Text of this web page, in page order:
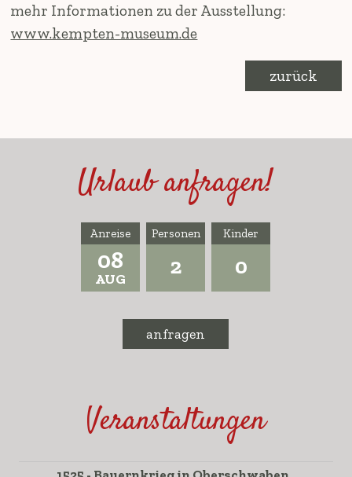
mehr Informationen zu der Ausstellung:
www.kempten-museum.de
zurück
Urlaub anfragen!
Anreise
08
AUG
Personen
2
Kinder
0
anfragen
Veranstaltungen